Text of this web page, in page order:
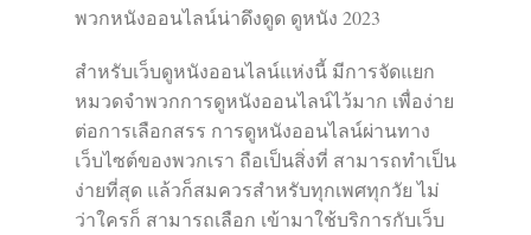
พวกหนังออนไลน์น่าดึงดูด ดูหนัง 2023
สำหรับเว็บดูหนังออนไลน์แห่งนี้ มีการจัดแยก
หมวดจำพวกการดูหนังออนไลน์ไว้มาก เพื่อง่าย
ต่อการเลือกสรร การดูหนังออนไลน์ผ่านทาง
เว็บไซต์ของพวกเรา ถือเป็นสิ่งที่ สามารถทำเป็น
ง่ายที่สุด แล้วก็สมควรสำหรับทุกเพศทุกวัย ไม่
ว่าใครก็ สามารถเลือก เข้ามาใช้บริการกับเว็บ